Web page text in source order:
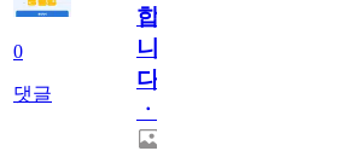
0
댓글
합
니
다
ㆍ